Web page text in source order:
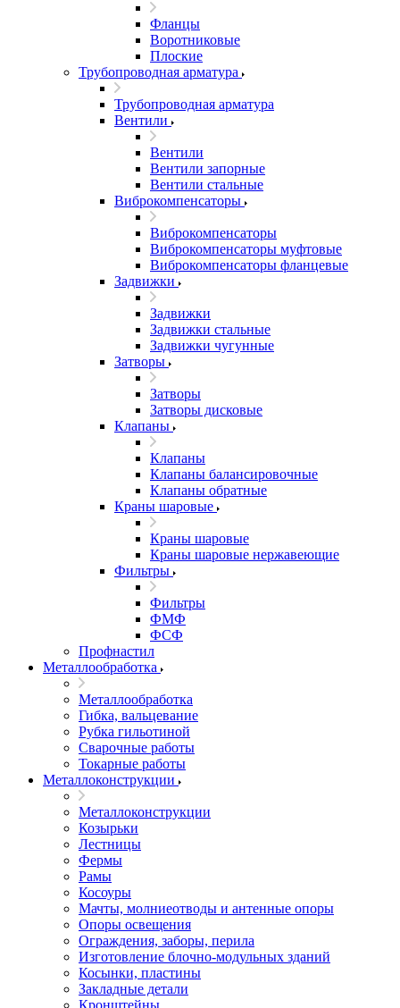
Фланцы
Воротниковые
Плоские
Трубопроводная арматура
Трубопроводная арматура
Вентили
Вентили
Вентили запорные
Вентили стальные
Виброкомпенсаторы
Виброкомпенсаторы
Виброкомпенсаторы муфтовые
Виброкомпенсаторы фланцевые
Задвижки
Задвижки
Задвижки стальные
Задвижки чугунные
Затворы
Затворы
Затворы дисковые
Клапаны
Клапаны
Клапаны балансировочные
Клапаны обратные
Краны шаровые
Краны шаровые
Краны шаровые нержавеющие
Фильтры
Фильтры
ФМФ
ФСФ
Профнастил
Металлообработка
Металлообработка
Гибка, вальцевание
Рубка гильотиной
Сварочные работы
Токарные работы
Металлоконструкции
Металлоконструкции
Козырьки
Лестницы
Фермы
Рамы
Косоуры
Мачты, молниеотводы и антенные опоры
Опоры освещения
Ограждения, заборы, перила
Изготовление блочно-модульных зданий
Косынки, пластины
Закладные детали
Кронштейны